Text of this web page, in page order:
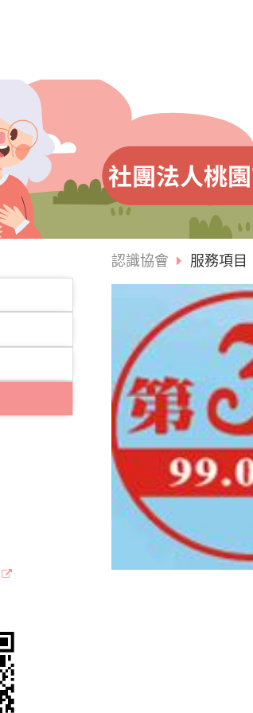
認識協會 服務項目